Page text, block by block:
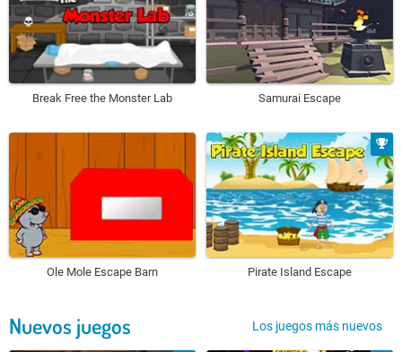
Break Free the Monster Lab Samurai Escape
Ole Mole Escape Barn Pirate Island Escape
Nuevos juegos Los juegos más nuevos